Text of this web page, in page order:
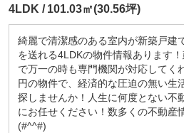
□ご来店いただいた際には
カフェ感覚で、お気軽にお越
キッズコーナー・お菓子サー
小さなお子様連れでもご安心
ブロックや積木、おままごと
ちゃ取り揃えております。お
が大好きな駄菓子もご用意し
4LDK 101.03㎡(30.56坪)
綺麗で清潔感のある室内が新築戸建
を送れる4LDKの物件情報あります
で万一の時も専門機関が対応してく
円の物件で、経済的な圧迫の無い生
探しませんか！人生に何度とない不
にお任せください！数多くの不動産
(#^^#)